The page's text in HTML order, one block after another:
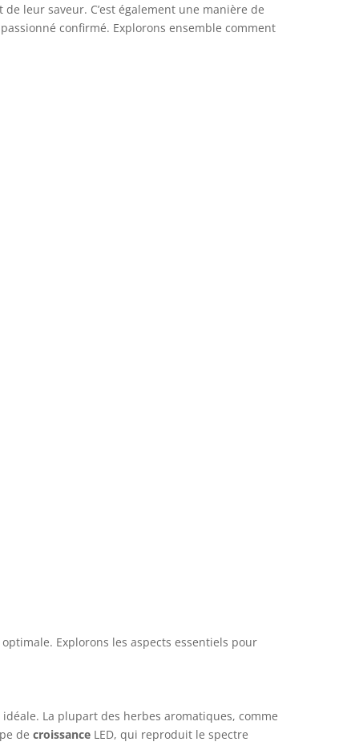
leur saveur. C’est également une manière de
confirmé. Explorons ensemble comment
Explorons les aspects essentiels pour
La plupart des herbes aromatiques, comme
de croissanceLED, qui reproduit le spectre